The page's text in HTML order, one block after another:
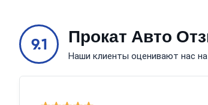
9.1 Прокат Авто
Наши клиенты оценивают нас на